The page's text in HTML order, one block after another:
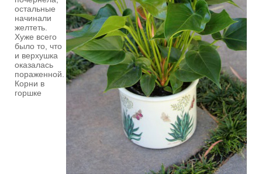
остальные
начинали
желтеть.
Хуже всего
было то, что
и верхушка
оказалась
пораженной.
Корни в
горшке